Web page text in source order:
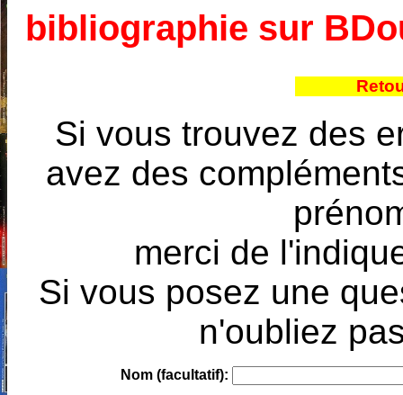
bibliographie sur
Si vous trouvez des
avez des
merci de
Si vous posez une
n'oubliez
Nom (facultatif):